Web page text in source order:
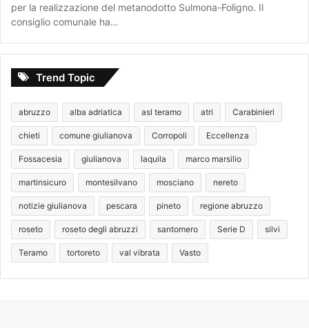
per la realizzazione del metanodotto Sulmona-Foligno. Il
consiglio comunale ha…
Trend Topic
abruzzo alba adriatica asl teramo atri Carabinieri
chieti comune giulianova Corropoli Eccellenza
Fossacesia giulianova laquila marco marsilio
martinsicuro montesilvano mosciano nereto
notizie giulianova pescara pineto regione abruzzo
roseto roseto degli abruzzi santomero Serie D silvi
Teramo tortoreto val vibrata Vasto